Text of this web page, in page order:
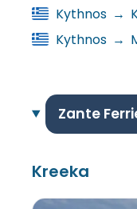
Kythnos →
Kythnos →
Zante
Kreeka